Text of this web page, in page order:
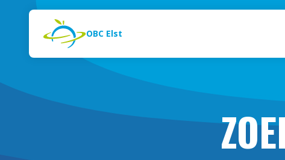
Naar de inhoud
OBC Elst